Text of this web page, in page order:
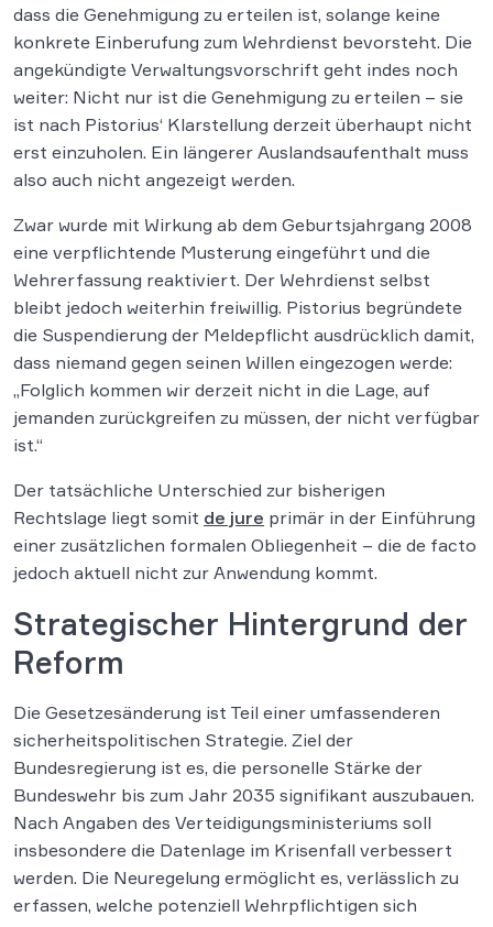
dass die Genehmigung zu erteilen ist, solange keine
konkrete Einberufung zum Wehrdienst bevorsteht. Die
angekündigte Verwaltungsvorschrift geht indes noch
weiter: Nicht nur ist die Genehmigung zu erteilen – sie
ist nach Pistorius‘ Klarstellung derzeit überhaupt nicht
erst einzuholen. Ein längerer Auslandsaufenthalt muss
also auch nicht angezeigt werden.
Zwar wurde mit Wirkung ab dem Geburtsjahrgang 2008
eine verpflichtende Musterung eingeführt und die
Wehrerfassung reaktiviert. Der Wehrdienst selbst
bleibt jedoch weiterhin freiwillig. Pistorius begründete
die Suspendierung der Meldepflicht ausdrücklich damit,
dass niemand gegen seinen Willen eingezogen werde:
„Folglich kommen wir derzeit nicht in die Lage, auf
jemanden zurückgreifen zu müssen, der nicht verfügbar
ist.“
Der tatsächliche Unterschied zur bisherigen
Rechtslage liegt somit de jure primär in der Einführung
einer zusätzlichen formalen Obliegenheit – die de facto
jedoch aktuell nicht zur Anwendung kommt.
Strategischer Hintergrund der
Reform
Die Gesetzesänderung ist Teil einer umfassenderen
sicherheitspolitischen Strategie. Ziel der
Bundesregierung ist es, die personelle Stärke der
Bundeswehr bis zum Jahr 2035 signifikant auszubauen.
Nach Angaben des Verteidigungsministeriums soll
insbesondere die Datenlage im Krisenfall verbessert
werden. Die Neuregelung ermöglicht es, verlässlich zu
erfassen, welche potenziell Wehrpflichtigen sich